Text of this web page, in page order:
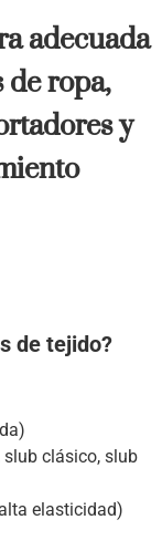
adecuada
ropa,
y
de tejido?
slub clásico, slub
elasticidad)